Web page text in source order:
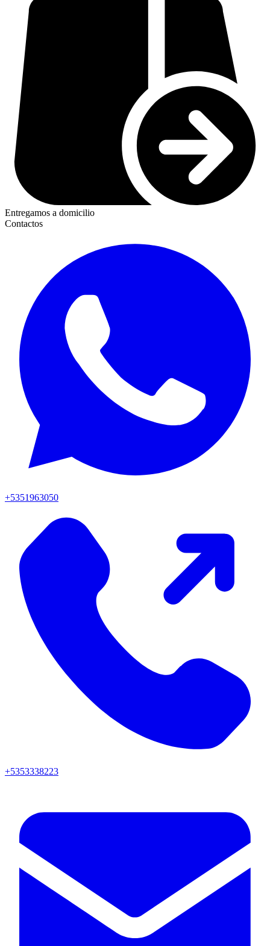
Entregamos a domicilio
Contactos
+5351963050
+5353338223